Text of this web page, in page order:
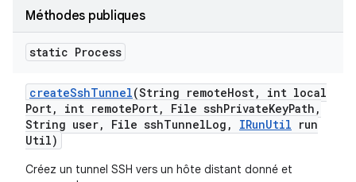
Méthodes publiques
static Process
createSshTunnel(String remoteHost,
int local
Port, int remotePort, File sshPrivateKeyPath ,
String user, File sshTunnelLog , IRunUtil run
Util)
Créez un tunnel SSH vers un hôte distant donné et